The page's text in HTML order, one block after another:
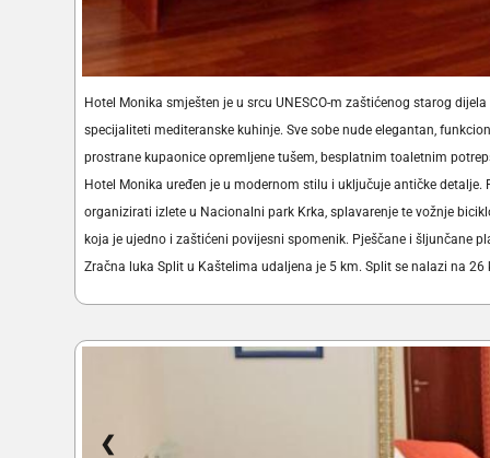
Hotel Monika smješten je u srcu UNESCO-m zaštićenog starog
specijaliteti mediteranske kuhinje. Sve sobe nude elegantan,
prostrane kupaonice opremljene tušem, besplatnim toaletnim
Hotel Monika uređen je u modernom stilu i uključuje antičke
organizirati izlete u Nacionalni park Krka, splavarenje te vožnje
koja je ujedno i zaštićeni povijesni spomenik. Pješčane i šljunčane
Zračna luka Split u Kaštelima udaljena je 5 km. Split se nalazi na
❮